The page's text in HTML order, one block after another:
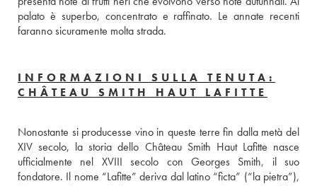
palato è superbo, concentrato e raffinato. Le annate recenti
faranno sicuramente molta strada.
INFORMAZIONI SULLA TENUTA:
CHÂTEAU SMITH HAUT LAFITTE
Nonostante si producesse vino in queste terre fin dalla metà del
XIV secolo, la storia dello Château Smith Haut Lafitte nasce
ufficialmente nel XVIII secolo con Georges Smith, il suo
fondatore. Il nome “Lafitte” deriva dal latino “ficta” (“la pietra”),